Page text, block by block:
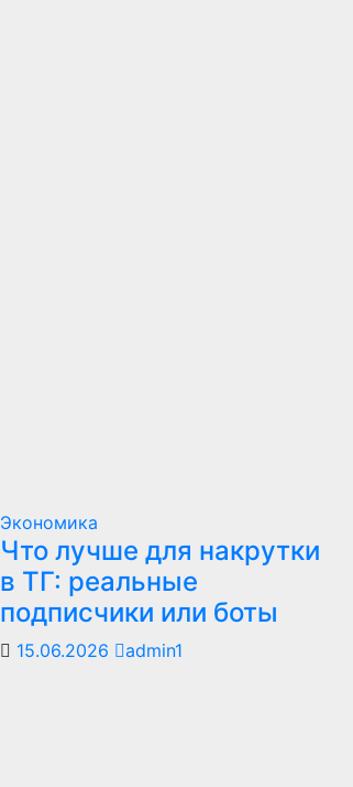
Экономика
Что лучше для накрутки
в ТГ: реальные
подписчики или боты
15.06.2026 admin1